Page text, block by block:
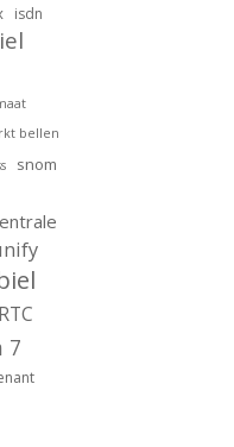
isdn
bellen
snom
7